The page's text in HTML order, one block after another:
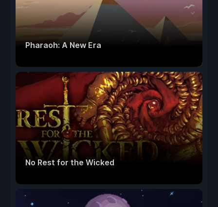
Pharaoh: A New Era
No Rest for the Wicked